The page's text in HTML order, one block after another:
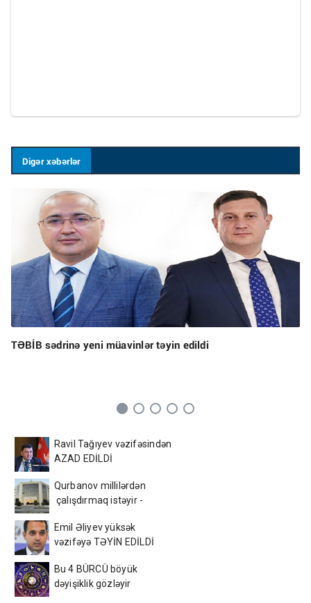
Digər xəbərlər
TƏBİB sədrinə yeni müavinlər təyin edildi
Ravil Tağıyev vəzifəsindən
AZAD EDİLDİ
Qurbanov millilərdən
çalışdırmaq istəyir -
Emil Əliyev yüksək
vəzifəyə TƏYİN EDİLDİ
Bu 4 BÜRCÜ böyük
dəyişiklik gözləyir